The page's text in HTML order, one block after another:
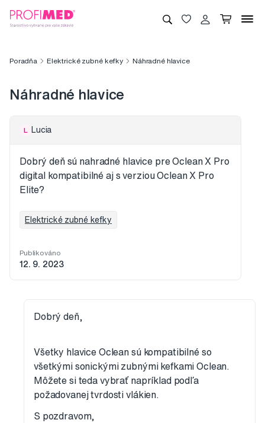
Poradňa Elektrické zubné kefky Náhradné hlavice
Náhradné hlavice
L Lucia
Dobrý deň sú nahradné hlavice pre Oclean X Pro
digital kompatibilné aj s verziou Oclean X Pro
Elite?
Elektrické zubné kefky
Publikováno
12. 9. 2023
Dobrý deň,
Všetky hlavice Oclean sú kompatibilné so
všetkými sonickými zubnými kefkami Oclean.
Môžete si teda vybrať napríklad podľa
požadovanej tvrdosti vlákien.
S pozdravom,